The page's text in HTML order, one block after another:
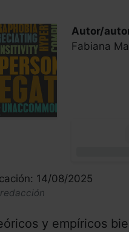
Autor/
Fabiana
14/08/2025
y empíricos